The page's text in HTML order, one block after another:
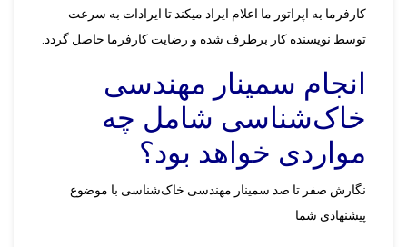
کارفرما به اپراتور ما اعلام ایراد میکند تا ایرادات به سرعت
توسط نویسنده کار برطرف شده و رضایت کارفرما حاصل گردد.
انجام سمینار مهندسی
خاک‌شناسی شامل چه
مواردی خواهد بود؟
نگارش صفر تا صد سمینار مهندسی خاک‌شناسی با موضوع
پیشنهادی شما